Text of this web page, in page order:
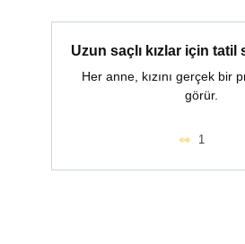
Uzun saçlı kızlar için
Her anne, kızını gerçek bir
görür.
1